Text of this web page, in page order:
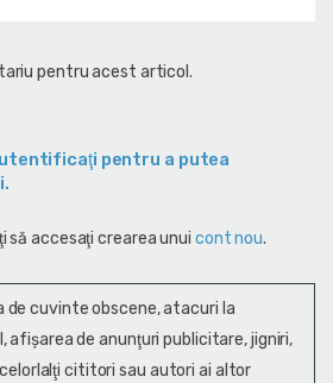
pentru acest articol.
pentru a putea
să accesaţi crearea unui cont nou.
cuvinte obscene, atacuri la
afişarea de anunţuri publicitare, jigniri,
cititori sau autori ai altor